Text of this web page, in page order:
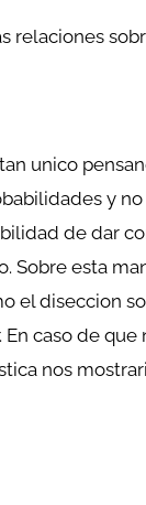
relaciones
unico
y
de dar
Sobre esta
el diseccion
caso de
nos